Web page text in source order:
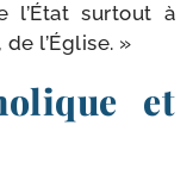
l’État sur­tout à
l’Église. »
et